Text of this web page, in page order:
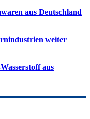
aus Deutschland
weiter
aus